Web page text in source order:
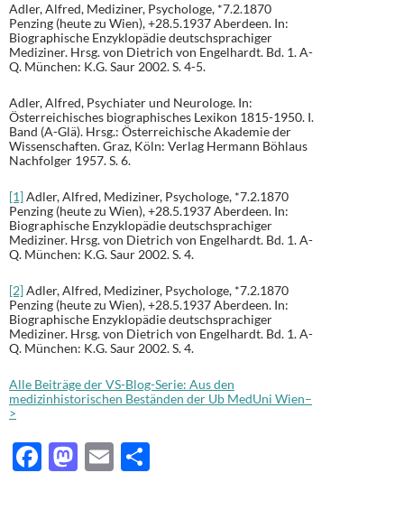
Adler, Alfred, Mediziner, Psychologe, *7.2.1870
Penzing (heute zu Wien), +28.5.1937 Aberdeen. In:
Biographische Enzyklopädie deutschsprachiger
Mediziner. Hrsg. von Dietrich von Engelhardt. Bd. 1. A-
Q. München: K.G. Saur 2002. S. 4-5.
Adler, Alfred, Psychiater und Neurologe. In:
Österreichisches biographisches Lexikon 1815-1950. I.
Band (A-Glä). Hrsg.: Österreichische Akademie der
Wissenschaften. Graz, Köln: Verlag Hermann Böhlaus
Nachfolger 1957. S. 6.
[1]Adler, Alfred, Mediziner, Psychologe, *7.2.1870
Penzing (heute zu Wien), +28.5.1937 Aberdeen. In:
Biographische Enzyklopädie deutschsprachiger
Mediziner. Hrsg. von Dietrich von Engelhardt. Bd. 1. A-
Q. München: K.G. Saur 2002. S. 4.
[2]Adler, Alfred, Mediziner, Psychologe, *7.2.1870
Penzing (heute zu Wien), +28.5.1937 Aberdeen. In:
Biographische Enzyklopädie deutschsprachiger
Mediziner. Hrsg. von Dietrich von Engelhardt. Bd. 1. A-
Q. München: K.G. Saur 2002. S. 4.
Alle Beiträge der VS-Blog-Serie: Aus den
medizinhistorischen Beständen der Ub MedUni Wien–
>
F
M E